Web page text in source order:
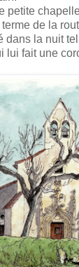
petite
de la
dans la nuit
lui fait une